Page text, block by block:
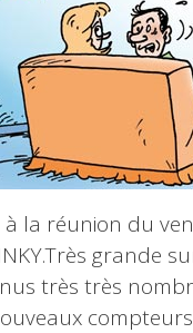
la réunion du
Très grande
très très